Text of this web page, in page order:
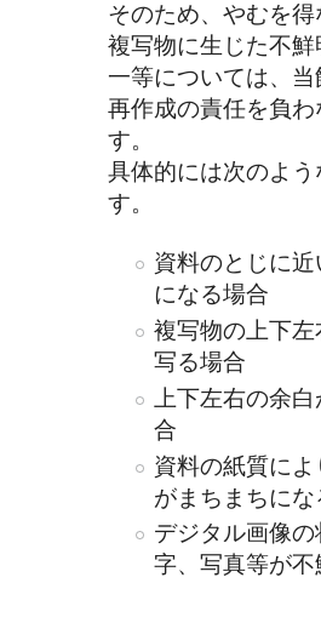
そのため、やむを得
複写物に生じた不
一等については、
再作成の責任を負わ
す。
具体的には次のよう
す。
資料のとじに
になる場合
複写物の上下左
写る場合
上下左右の余
合
資料の紙質に
がまちまちにな
デジタル画像
字、写真等が